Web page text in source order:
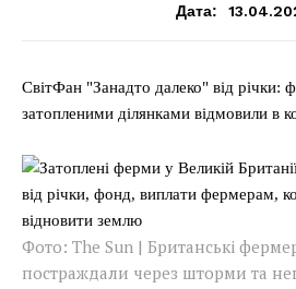
Дата:
СвітФан "Занадто далеко" від річки:
затопленими ділянками відмовили в
Фото: The Sun | Британські
постраждали через шторми та